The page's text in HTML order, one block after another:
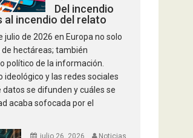
Del incendio
al incendio del relato
julio de 2026 en Europa no solo
hectáreas; también
político de la información.
ideológico y las redes sociales
se difunden y cuáles se
acaba sofocada por el
julio 26, 2026
Noticias